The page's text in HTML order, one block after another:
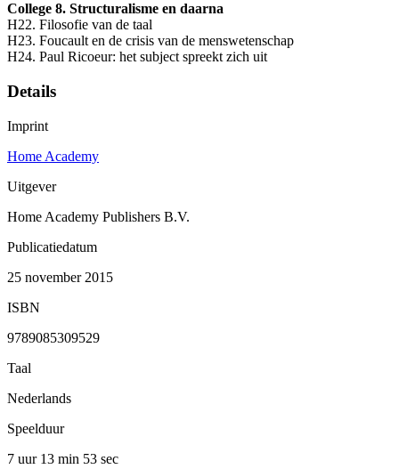
College 8. Structuralisme en daarna
H22. Filosofie van de taal
H23. Foucault en de crisis van de menswetenschap
H24. Paul Ricoeur: het subject spreekt zich uit
Details
Imprint
Home Academy
Uitgever
Home Academy Publishers B.V.
Publicatiedatum
25 november 2015
ISBN
9789085309529
Taal
Nederlands
Speelduur
7 uur 13 min 53 sec